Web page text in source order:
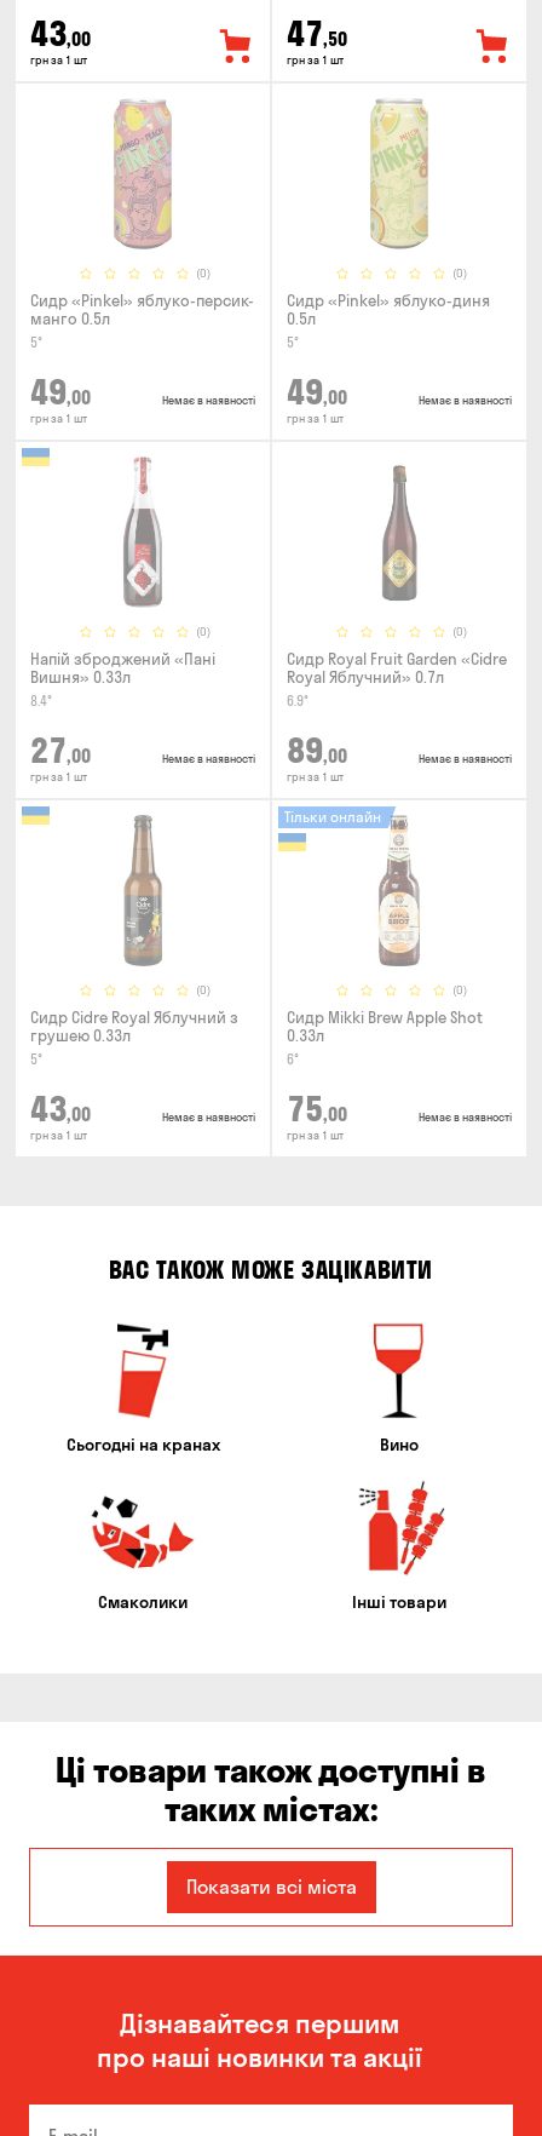
43,00
грн за 1 шт
47,50
грн за 1 шт
(0)
Сидр «Pinkel» яблуко-персик-
манго 0.5л
5°
49,00
грн за 1 шт
Немає в наявності
(0)
Сидр «Pinkel» яблуко-диня
0.5л
5°
49,00
грн за 1 шт
Немає в наявності
(0)
Напій зброджений «Пані
Вишня» 0.33л
8.4°
27,00
грн за 1 шт
Немає в наявності
(0)
Сидр Royal Fruit Garden «Cidre
Royal Яблучний» 0.7л
6.9°
89,00
грн за 1 шт
Немає в наявності
(0)
Сидр Cidre Royal Яблучний з
грушею 0.33л
5°
43,00
грн за 1 шт
Немає в наявності
(0)
Тільки онлайн
Сидр Mikki Brew Apple Shot
0.33л
6°
75,00
грн за 1 шт
Немає в наявності
ВАС ТАКОЖ МОЖЕ ЗАЦІКАВИТИ
Сьогодні на кранах Вино
Смаколики Інші товари
Ці товари також доступні в
таких містах:
Єлизаветівка
Авангард Бабурка
Бориспіль Боярка
Бровари Буча
Показати всі міста
Дізнавайтеся першим
про наші новинки та акції